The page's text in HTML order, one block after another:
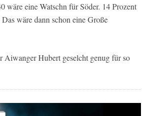
wäre eine Watschn für Söder. 14 Prozent
wäre dann schon eine Große
Aiwanger Hubert geselcht genug für so